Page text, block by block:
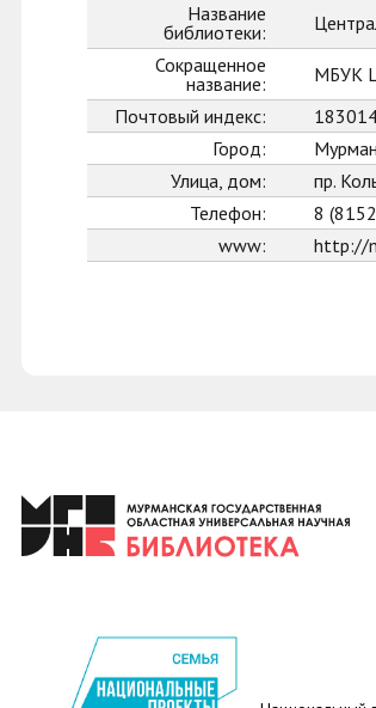
Название
библиотеки:
Сокращенное
название:
МБУК
Почтовый индекс:
Город:
Улица, дом:
пр.
Телефон:
8
www:
http://